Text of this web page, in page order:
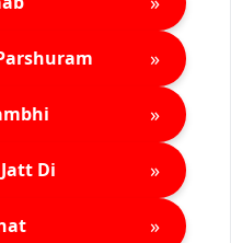
»
»
Di »
»